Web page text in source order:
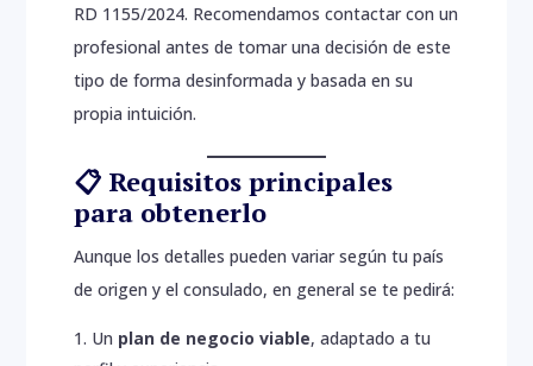
RD 1155/2024. Recomendamos contactar con un
profesional antes de tomar una decisión de este
tipo de forma desinformada y basada en su
propia intuición.
📋 Requisitos principales
para obtenerlo
Aunque los detalles pueden variar según tu país
de origen y el consulado, en general se te pedirá:
Un plan de negocio viable, adaptado a tu